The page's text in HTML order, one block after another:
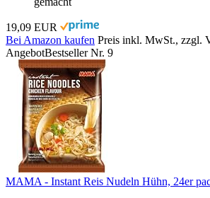
19,09 EUR
Bei Amazon kaufen Preis inkl. MwSt., zzgl.
AngebotBestseller Nr. 9
MAMA - Instant Reis Nudeln Hühn, 24er